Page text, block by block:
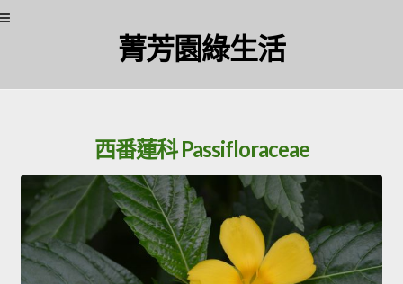
菁芳園綠生活
西番蓮科 Passifloraceae